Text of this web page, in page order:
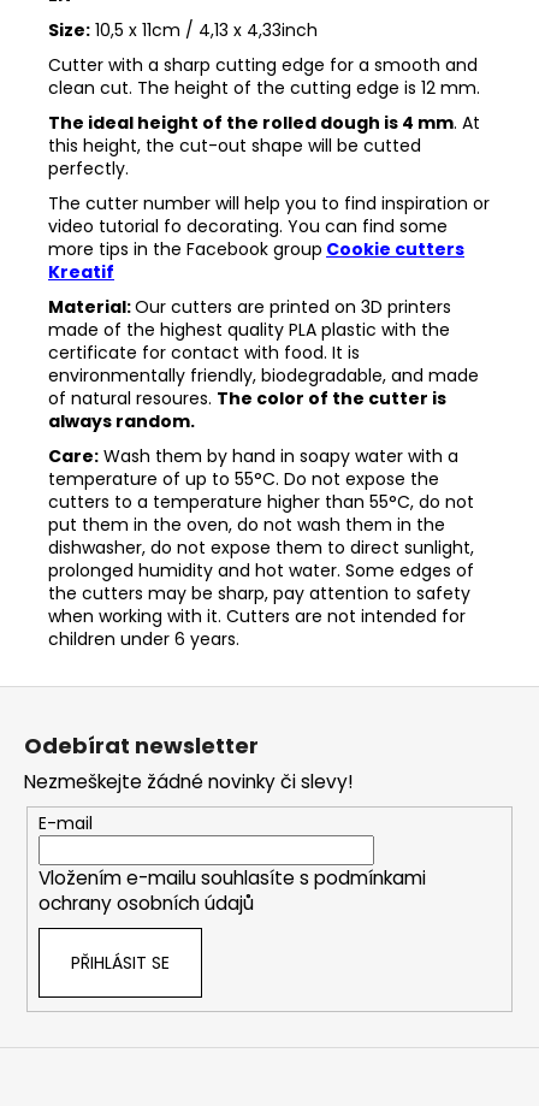
Size: 10,5 x 11cm / 4,13 x 4,33inch
Cutter with a sharp cutting edge for a smooth and
clean cut. The height of the cutting edge is 12 mm.
The ideal height of the rolled dough is 4 mm. At
this height, the cut-out shape will be cutted
perfectly.
The cutter number will help you to find inspiration or
video tutorial fo decorating. You can find some
more tips in the Facebook group Cookie cutters
Kreatif
Material:Our cutters are printed on 3D printers
made of the highest quality PLA plastic with the
certificate for contact with food. It is
environmentally friendly, biodegradable, and made
of natural resoures. The color of the cutter is
always random.
Care: Wash them by hand in soapy water with a
temperature of up to 55°C. Do not expose the
cutters to a temperature higher than 55°C, do not
put them in the oven, do not wash them in the
dishwasher, do not expose them to direct sunlight,
prolonged humidity and hot water. Some edges of
the cutters may be sharp, pay attention to safety
when working with it. Cutters are not intended for
children under 6 years.
Z
Odebírat newsletter
Nezmeškejte žádné novinky či slevy!
E-mail
Vložením e-mailu souhlasíte s podmínkami
ochrany osobních údajů
PŘIHLÁSIT SE